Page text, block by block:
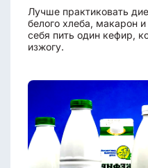
Лучше практиковать
белого хлеба, макарон
себя пить один кефир,
изжогу.